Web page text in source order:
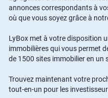
annonces correspondants à
où que vous soyez grâce à
LyBox met à votre disposition
immobilières qui vous permet
de 1500 sites immobilier en un
Trouvez maintenant votre
tout-en-un pour les